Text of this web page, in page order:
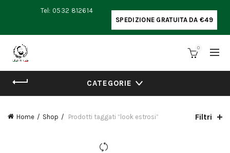
Tel: 0532 812614
SPEDIZIONE GRATUITA DA €49
0
CATEGORIE
Home Shop Prodotti taggati “look estrosi” Filtri